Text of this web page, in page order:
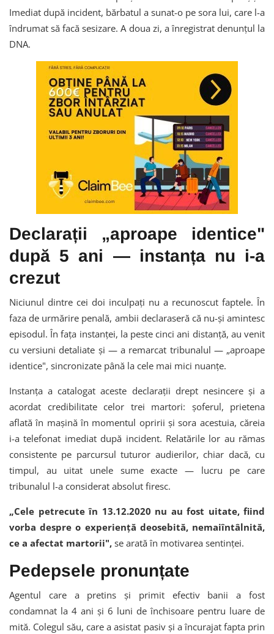
Imediat după incident, bărbatul a sunat-o pe sora lui, care l-a
îndrumat să facă sesizare. A doua zi, a înregistrat denunțul la
DNA.
Declarații „aproape identice"
după 5 ani — instanța nu i-a
crezut
Niciunul dintre cei doi inculpați nu a recunoscut faptele. În
faza de urmărire penală, ambii declaraseră că nu-și amintesc
episodul. În fața instanței, la peste cinci ani distanță, au venit
cu versiuni detaliate și — a remarcat tribunalul — „aproape
identice", sincronizate până la cele mai mici nuanțe.
Instanța a catalogat aceste declarații drept nesincere și a
acordat credibilitate celor trei martori: șoferul, prietena
aflată în mașină în momentul opririi și sora acestuia, căreia
i-a telefonat imediat după incident. Relatările lor au rămas
consistente pe parcursul tuturor audierilor, chiar dacă, cu
timpul, au uitat unele sume exacte — lucru pe care
tribunalul l-a considerat absolut firesc.
„Cele petrecute în 13.12.2020 nu au fost uitate, fiind
vorba despre o experiență deosebită, nemaiîntâlnită,
ce a afectat martorii", se arată în motivarea sentinței.
Pedepsele pronunțate
Agentul care a pretins și primit efectiv banii a fost
condamnat la 4 ani și 6 luni de închisoare pentru luare de
mită. Colegul său, care a asistat pasiv și a încurajat fapta prin